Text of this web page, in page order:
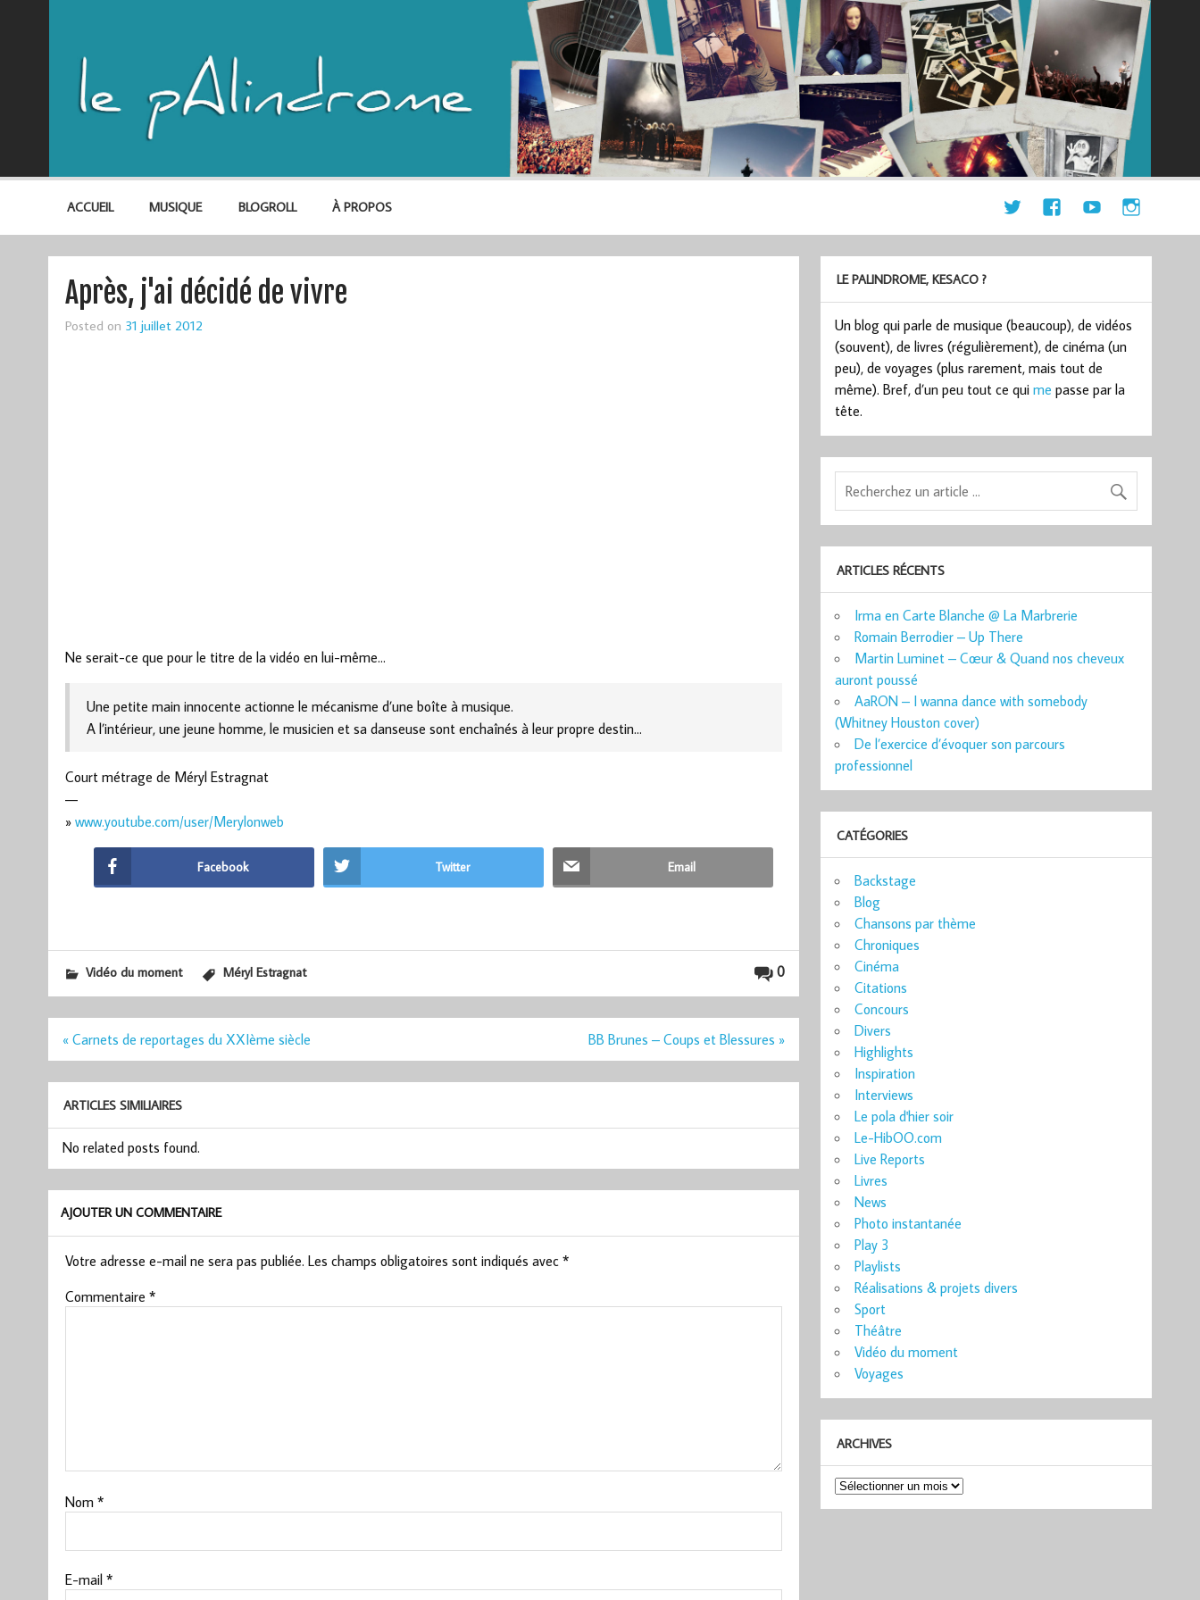
ACCUEIL MUSIQUE BLOGROLL À PROPOS
Après, j'ai décidé de vivre
Posted on 31 juillet 2012
Ne serait-ce que pour le titre de la vidéo en lui-même…
Une petite main innocente actionne le mécanisme d’une boîte à musique.
A l’intérieur, une jeune homme, le musicien et sa danseuse sont enchaînés à leur propre destin…
Court métrage de Méryl Estragnat
—
» www.youtube.com/user/Merylonweb
Facebook Twitter Email
0
Vidéo du moment Méryl Estragnat
Navigation
l’article
« Carnets de reportages du XXIème siècle BB Brunes – Coups et Blessures »
ARTICLES SIMILIAIRES
No related posts found.
AJOUTER UN COMMENTAIRE
Votre adresse e-mail ne sera pas publiée. Les champs obligatoires sont indiqués avec *
Commentaire *
Nom *
E-mail *
LE PALINDROME, KESACO ?
Un blog qui parle de musique (beaucoup), de vidéos
(souvent), de livres (régulièrement), de cinéma (un
peu), de voyages (plus rarement, mais tout de
même). Bref, d’un peu tout ce quime passe par la
tête.
ARTICLES RÉCENTS
Irma en Carte Blanche @ La Marbrerie
Romain Berrodier – Up There
Martin Luminet – Cœur & Quand nos cheveux
auront poussé
AaRON – I wanna dance with somebody
(Whitney Houston cover)
De l’exercice d’évoquer son parcours
professionnel
CATÉGORIES
Backstage
Blog
Chansons par thème
Chroniques
Cinéma
Citations
Concours
Divers
Highlights
Inspiration
Interviews
Le pola d'hier soir
Le-HibOO.com
Live Reports
Livres
News
Photo instantanée
Play 3
Playlists
Réalisations & projets divers
Sport
Théâtre
Vidéo du moment
Voyages
ARCHIVES
Archives